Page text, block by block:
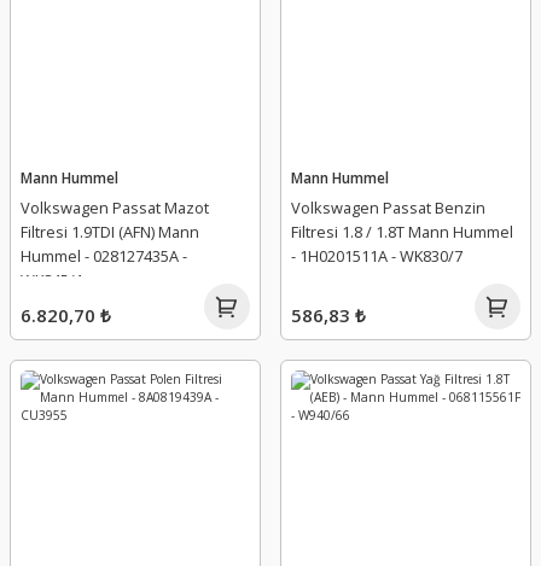
Mann Hummel
Volkswagen Passat Mazot
Filtresi 1.9TDI (AFN) Mann
Hummel - 028127435A -
WK845/1
6.820,70 ₺
Mann Hummel
Volkswagen Passat Benzin
Filtresi 1.8 / 1.8T Mann Hummel
- 1H0201511A - WK830/7
586,83 ₺